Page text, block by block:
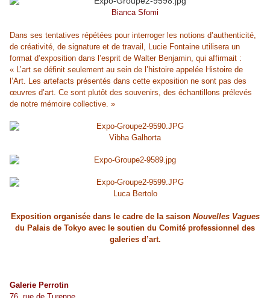
Bianca Sfomi
Dans ses tentatives répétées pour interroger les notions d’authenticité,
de créativité, de signature et de travail, Lucie Fontaine utilisera un
format d’exposition dans l’esprit de Walter Benjamin, qui affirmait :
« L’art se définit seulement au sein de l’histoire appelée Histoire de
l’Art. Les artefacts présentés dans cette exposition ne sont pas des
œuvres d’art. Ce sont plutôt des souvenirs, des échantillons prélevés
de notre mémoire collective. »
Vibha Galhorta
Luca Bertolo
Exposition organisée dans le cadre de la saison Nouvelles Vagues
du Palais de Tokyo avec le soutien du Comité professionnel des
galeries d’art.
Galerie Perrotin